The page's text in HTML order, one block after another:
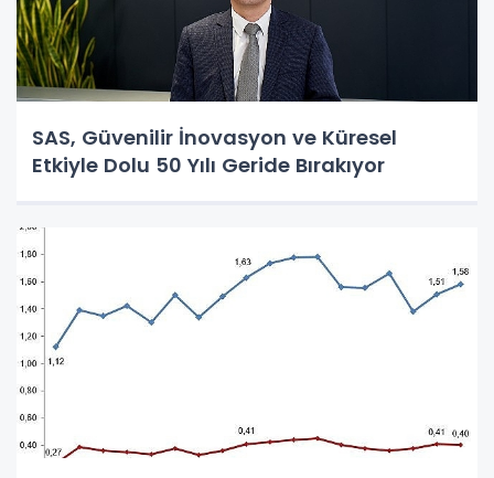
SAS, Güvenilir İnovasyon ve Küresel
Etkiyle Dolu 50 Yılı Geride Bırakıyor